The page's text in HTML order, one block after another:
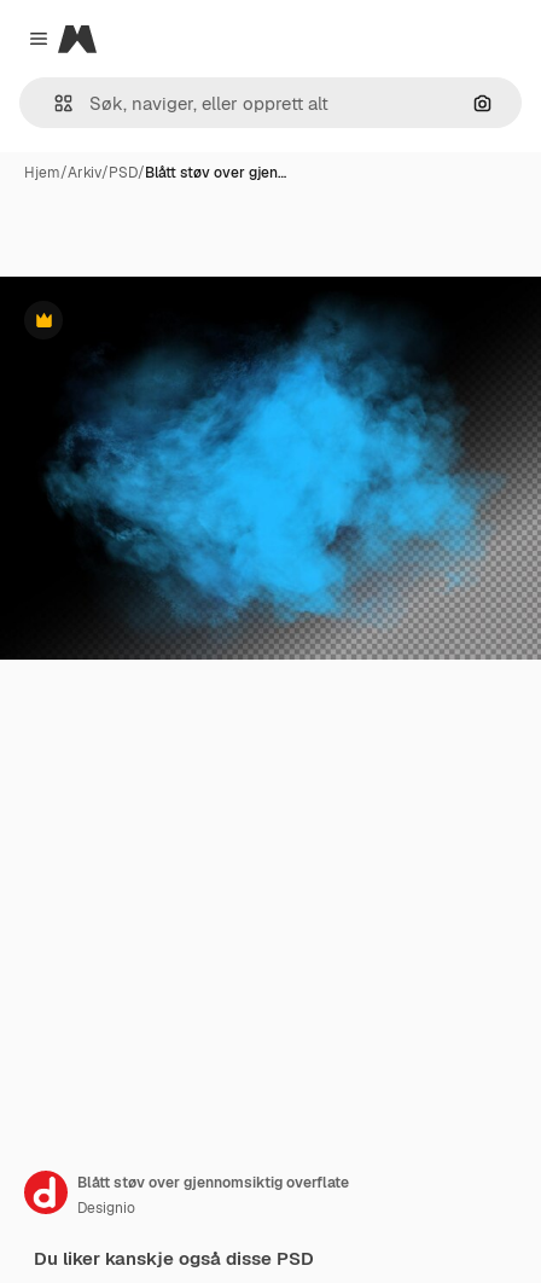
Close menu
Magnific
Søk
Hjem/Arkiv/PSD/Blått støv over gjen…
Premium
Blått støv over gjennomsiktig overflate
Designio
Du liker kanskje også disse PSD